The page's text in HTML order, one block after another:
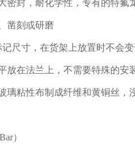
密封，耐化学性，专有的特
凿刻或研磨
尺寸，在货架上放置时不会
放在法兰上，不需要特殊的安
璃粘性布制成纤维和黄铜丝，
）